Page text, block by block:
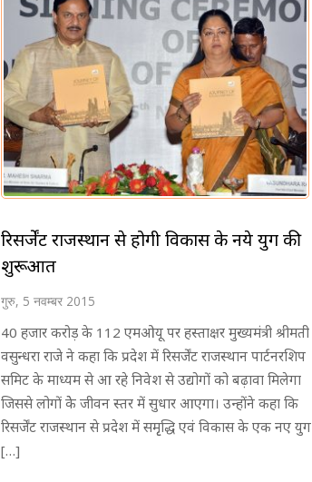
रिसर्जेंट राजस्थान से होगी विकास के नये युग की
शुरूआत
गुरु, 5 नवम्बर 2015
40 हजार करोड़ के 112 एमओयू पर हस्ताक्षर मुख्यमंत्री श्रीमती
वसुन्धरा राजे ने कहा कि प्रदेश में रिसर्जेंट राजस्थान पार्टनरशिप
समिट के माध्यम से आ रहे निवेश से उद्योगों को बढ़ावा मिलेगा
जिससे लोगों केे जीवन स्तर में सुधार आएगा। उन्होंने कहा कि
रिसर्जेंट राजस्थान से प्रदेश में समृृद्धि एवं विकास के एक नए युग
[…]